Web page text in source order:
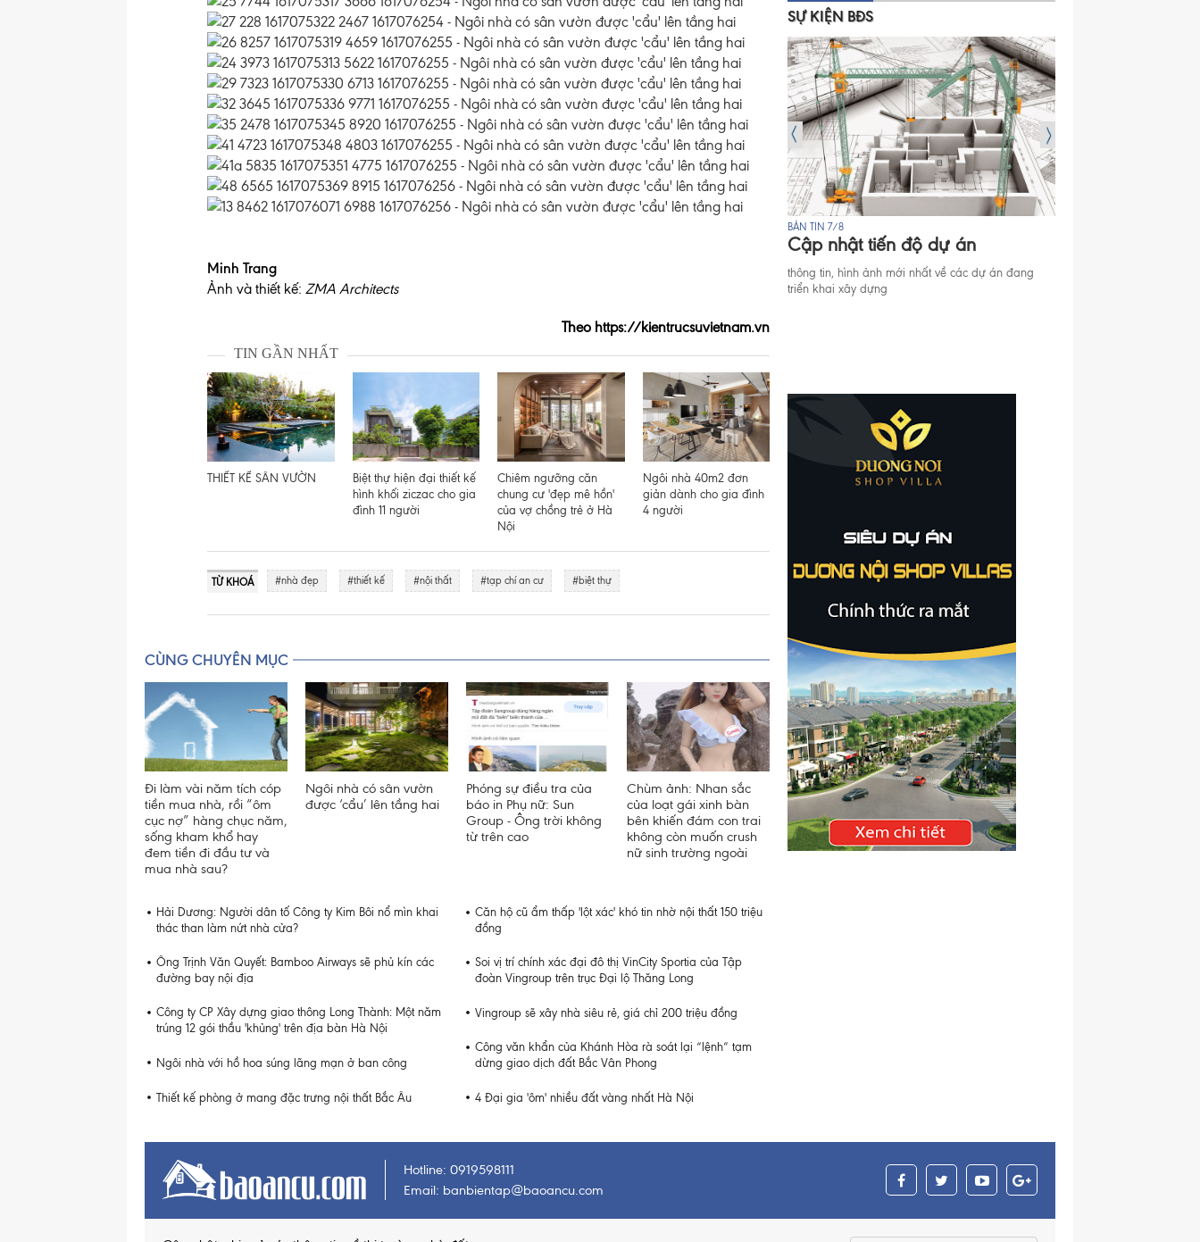
Minh Trang
Ảnh và thiết kế: ZMA Architects
Theo https://kientrucsuvietnam.vn
TIN GẦN NHẤT
THIẾT KẾ SÂN VƯỜN
Biệt thự hiện đại thiết kế
hình khối ziczac cho gia
đình 11 người
Chiêm ngưỡng căn
chung cư 'đẹp mê hồn'
của vợ chồng trẻ ở Hà
Nội
Ngôi nhà 40m2 đơn
giản dành cho gia đình
4 người
TỪ KHOÁ #nhà đẹp #thiết kế #nội thất #tạp chí an cư #biệt thự
CÙNG CHUYÊN MỤC
Đi làm vài năm tích cóp
tiền mua nhà, rồi “ôm
cục nợ” hàng chục năm,
sống kham khổ hay
đem tiền đi đầu tư và
mua nhà sau?
Ngôi nhà có sân vườn
được ‘cẩu’ lên tầng hai
Phóng sự điều tra của
báo in Phụ nữ: Sun
Group - Ông trời không
từ trên cao
Chùm ảnh: Nhan sắc
của loạt gái xinh bàn
bên khiến đám con trai
không còn muốn crush
nữ sinh trường ngoài
Hải Dương: Người dân tố Công ty Kim Bôi nổ mìn khai
thác than làm nứt nhà cửa?
Ông Trịnh Văn Quyết: Bamboo Airways sẽ phủ kín các
đường bay nội địa
Công ty CP Xây dựng giao thông Long Thành: Một năm
trúng 12 gói thầu 'khủng' trên địa bàn Hà Nội
Ngôi nhà với hồ hoa súng lãng mạn ở ban công
Thiết kế phòng ở mang đặc trưng nội thất Bắc Âu
Căn hộ cũ ẩm thấp 'lột xác' khó tin nhờ nội thất 150 triệu
đồng
Soi vị trí chính xác đại đô thị VinCity Sportia của Tập
đoàn Vingroup trên trục Đại lộ Thăng Long
Vingroup sẽ xây nhà siêu rẻ, giá chỉ 200 triệu đồng
Công văn khẩn của Khánh Hòa rà soát lại “lệnh” tạm
dừng giao dịch đất Bắc Vân Phong
4 Đại gia 'ôm' nhiều đất vàng nhất Hà Nội
SỰ KIỆN BĐS
Thị trường bất động sản Việt Nam đang ở giai
đoạn phát triển mạnh mẽ khi ngày càng nhiều dự
BẢN TIN 7/8
Cập nhật tiến độ dự án
thông tin, hình ảnh mới nhất về các dự án đang
triển khai xây dựng
Hotline: 0919598111
Email: banbientap@baoancu.com